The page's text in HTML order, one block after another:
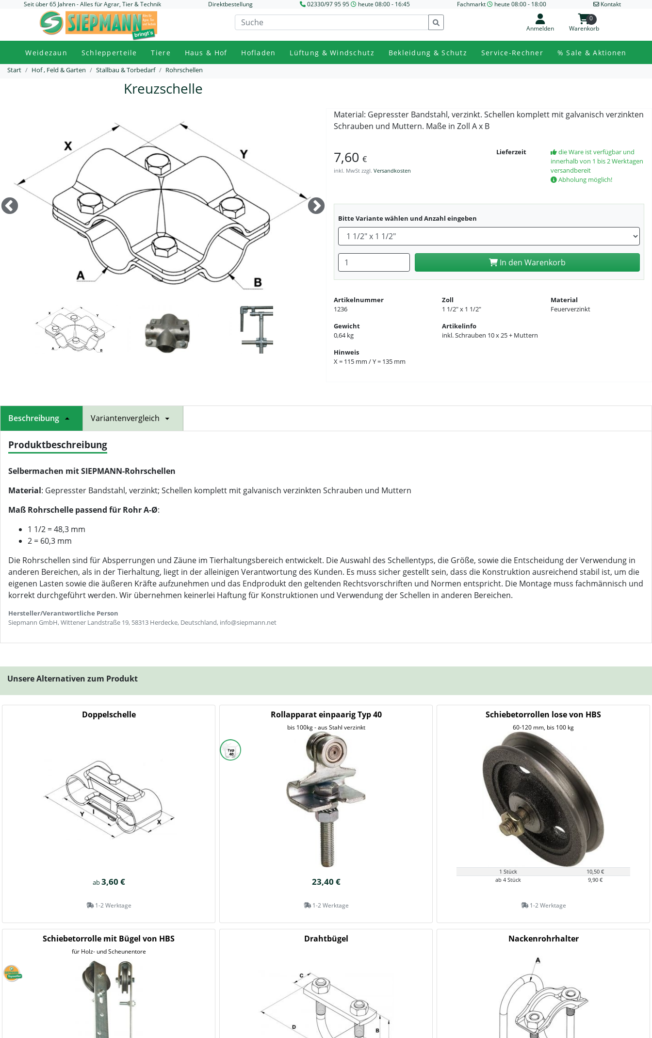
Seit über 65 Jahren - Alles für Agrar, Tier & Technik Direktbestellung 02330/97 95 95 heute 08:00 - 16:45 Fachmarkt heute 08:00 - 18:00 Kontakt
Anmelden Warenkorb
0
Weidezaun Schlepperteile Tiere Haus & Hof Hofladen Lüftung & Windschutz Bekleidung & Schutz Service-Rechner % Sale & Aktionen
Start Hof , Feld & Garten Stallbau & Torbedarf Rohrschellen
Kreuzschelle
Material: Gepresster Bandstahl, verzinkt. Schellen komplett mit galvanisch verzinkten
Schrauben und Muttern. Maße in Zoll A x B
7,60 €
inkl. MwSt zzgl. Versandkosten
Lieferzeit
die Ware ist verfügbar und
innerhalb von 1 bis 2 Werktagen
versandbereit
Abholung möglich!
Bitte Variante wählen und Anzahl eingeben
Anzahl eingeben In den Warenkorb
Artikelnummer
1236
Zoll
1 1/2″ x 1 1/2″
Material
Feuerverzinkt
Gewicht
0,64 kg
Artikelinfo
inkl. Schrauben 10 x 25 + Muttern
Hinweis
X = 115 mm / Y = 135 mm
Beschreibung
Produktbeschreibung
Selbermachen mit SIEPMANN-Rohrschellen
Material: Gepresster Bandstahl, verzinkt; Schellen komplett mit galvanisch verzinkten Schrauben und Muttern
Maß Rohrschelle passend für Rohr A-Ø:
1 1/2 = 48,3 mm
2 = 60,3 mm
Die Rohrschellen sind für Absperrungen und Zäune im Tierhaltungsbereich entwickelt. Die Auswahl des Schellentyps, die Größe, sowie die Entscheidung der Verwendung in
anderen Bereichen, als in der Tierhaltung, liegt in der alleinigen Verantwortung des Kunden. Es muss sicher gestellt sein, dass die Konstruktion ausreichend stabil ist, um die
eigenen Lasten sowie die äußeren Kräfte aufzunehmen und das Endprodukt den geltenden Rechtsvorschriften und Normen entspricht. Die Montage muss fachmännisch und
korrekt durchgeführt werden. Wir übernehmen keinerlei Haftung für Konstruktionen und Verwendung der Schellen in anderen Bereichen.
Hersteller/Verantwortliche Person
Siepmann GmbH, Wittener Landstraße 19, 58313 Herdecke, Deutschland, info@siepmann.net
Variantenvergleich
Unsere Alternativen zum Produkt
Doppelschelle
ab3,60 €
1-2 Werktage
Rollapparat einpaarig Typ 40
bis 100kg - aus Stahl verzinkt
23,40 €
1-2 Werktage
Schiebetorrollen lose von HBS
60-120 mm, bis 100 kg
1 Stück
10,50 €
ab 4 Stück
9,90 €
1-2 Werktage
Schiebetorrolle mit Bügel von HBS
für Holz- und Scheunentore
Drahtbügel Nackenrohrhalter